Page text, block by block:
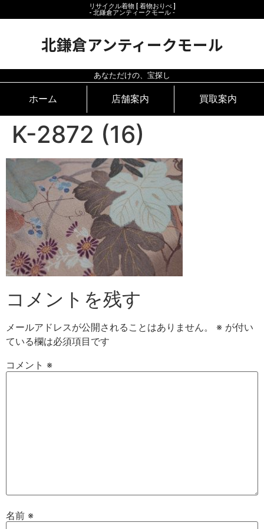
リサイクル着物 [ 着物おりべ ]
- 北鎌倉アンティークモール ‐
北鎌倉アンティークモール
あなただけの、宝探し
ホーム 店舗案内 買取案内
K-2872 (16)
コメントを残す
メールアドレスが公開されることはありません。 ※ が付い
ている欄は必須項目です
コメント ※
名前 ※